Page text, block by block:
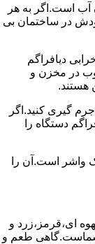
آب است.اگر به هر
در ساختمان بی
دیافراگم
در مخزن و
هستند.
گیری کنید.اگر
دستگاه را
واشر است.آن را
ای،قرمز،زرد و
طعم و